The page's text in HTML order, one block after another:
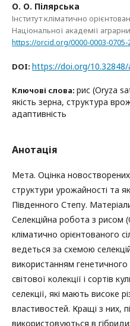
О. О. Пілярська
Інститут кліматично
Національної академії
https://orcid.org/0000-0003-0705-
DOI: https://doi.org/10.32848/
Ключові слова: рис (Oryza
якість зерна, структура
адаптивність
Анотація
Мета. Оцінка новостворених
структури урожайності та
Південного Степу.
Селекційна робота з рисом
кліматично орієнтованого
ведеться за схемою
використанням генетичного
світової колекції і сортів
селекції, які мають високе
властивостей. Кращі з них,
використовуються в